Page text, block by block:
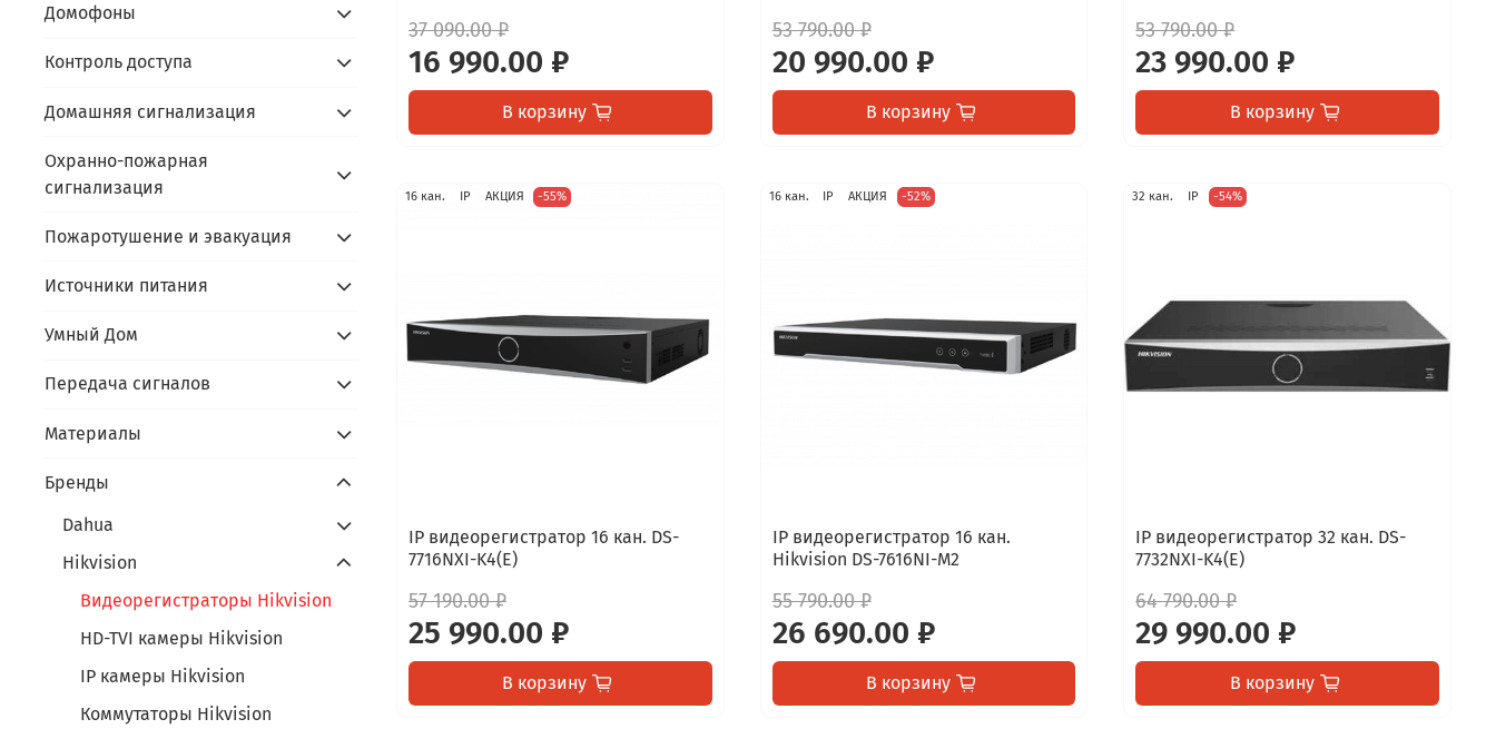
37 090.00 ₽
16 990.00 ₽
В корзину
53 790.00 ₽
20 990.00 ₽
В корзину
53 790.00 ₽
23 990.00 ₽
В корзину
16 кан. IP АКЦИЯ -55%
IP видеорегистратор 16 кан. DS-
7716NXI-K4(E)
57 190.00 ₽
25 990.00 ₽
В корзину
16 кан. IP АКЦИЯ -52%
IP видеорегистратор 16 кан.
Hikvision DS-7616NI-M2
55 790.00 ₽
26 690.00 ₽
В корзину
32 кан. IP -54%
IP видеорегистратор 32 кан. DS-
7732NXI-K4(Е)
64 790.00 ₽
29 990.00 ₽
В корзину
Домофоны
Контроль доступа
Домашняя сигнализация
Охранно-пожарная
сигнализация
Пожаротушение и эвакуация
Источники питания
Умный Дом
Передача сигналов
Материалы
Бренды
Dahua
Hikvision
Видеорегистраторы Hikvision
HD-TVI камеры Hikvision
IP камеры Hikvision
Коммутаторы Hikvision